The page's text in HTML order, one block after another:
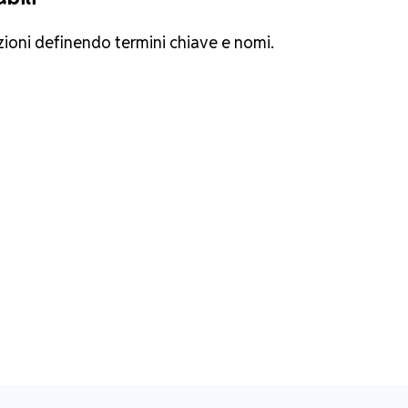
definendo termini chiave e nomi.